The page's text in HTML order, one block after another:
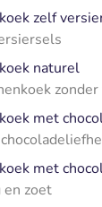
zelf
naturel
met
met
zoet